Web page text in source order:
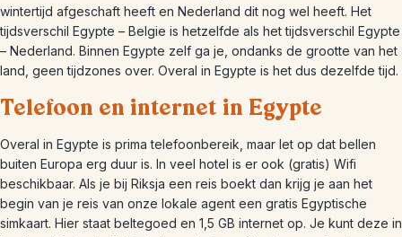
wintertijd afgeschaft heeft en Nederland dit nog wel heeft. Het
tijdsverschil Egypte – Belgie is hetzelfde als het tijdsverschil Egypte
– Nederland. Binnen Egypte zelf ga je, ondanks de grootte van het
land, geen tijdzones over. Overal in Egypte is het dus dezelfde tijd.
Telefoon en internet in Egypte
Overal in Egypte is prima telefoonbereik, maar let op dat bellen
buiten Europa erg duur is. In veel hotel is er ook (gratis) Wifi
beschikbaar. Als je bij Riksja een reis boekt dan krijg je aan het
begin van je reis van onze lokale agent een gratis Egyptische
simkaart. Hier staat beltegoed en 1,5 GB internet op. Je kunt deze in